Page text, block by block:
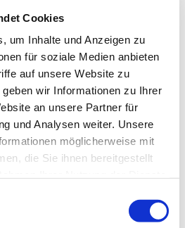
Cookies
um Inhalte und Anzeigen zu
für soziale Medien anbieten
auf unsere Website zu
wir Informationen zu Ihrer
an unsere Partner für
und Analysen weiter. Unsere
möglicherweise mit
die Sie ihnen bereitgestellt